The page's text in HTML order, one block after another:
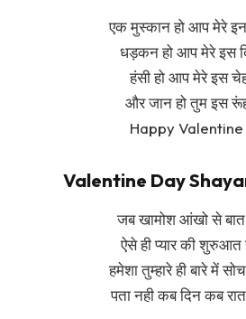
एक मुस्कान हो आप मेरे इन
धड़कन हो आप मेरे इस
हंसी हो आप मेरे इस
और जान हो तुम इस
Happy
Valentine Day
जब खामोश आंखो से बात
ऐसे ही प्यार की शुरुआत
हमेशा तुम्हारे ही बारे में
पता नही कब दिन कब रात